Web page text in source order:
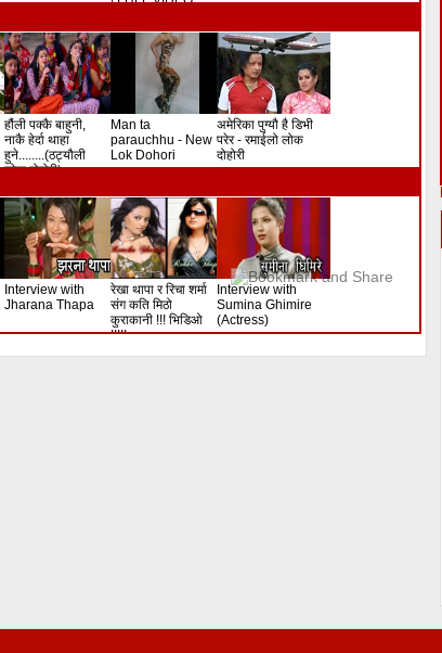
हौंली पक्कै बाहुनी,
नाकै हेर्दा थाहा
हुने........(ठट्यौली
लोक दोहोरी)
Man ta
parauchhu - New
Lok Dohori
अमेरिका पुग्यौ है डिभी
परेर - रमाईलो लोक
दोहोरी
Interview with
Jharana Thapa
रेखा थापा र रिचा शर्मा
संग कति मिठो
कुराकानी !!! भिडिओ
!!!!!
Interview with
Sumina Ghimire
(Actress)